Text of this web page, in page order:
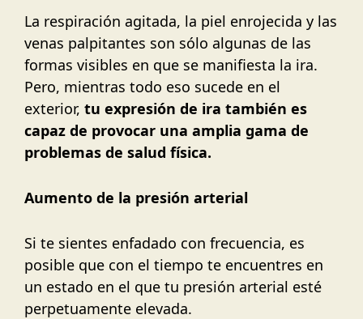
La respiración agitada, la piel enrojecida y las
venas palpitantes son sólo algunas de las
formas visibles en que se manifiesta la ira.
Pero, mientras todo eso sucede en el
exterior, tu expresión de ira también es
capaz de provocar una amplia gama de
problemas de salud física.
Aumento de la presión arterial
Si te sientes enfadado con frecuencia, es
posible que con el tiempo te encuentres en
un estado en el que tu presión arterial esté
perpetuamente elevada.